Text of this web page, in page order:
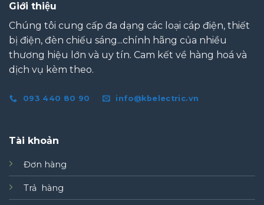
Giới thiệu
Chúng tôi cung cấp đa dạng các loại cáp điện, thiết
bị điện, đèn chiếu sáng...chính hãng của nhiều
thương hiệu lớn và uy tín. Cam kết về hàng hoá và
dịch vụ kèm theo.
093 440 80 90 info@kbelectric.vn
Tài khoản
Đơn hàng
Trả hàng